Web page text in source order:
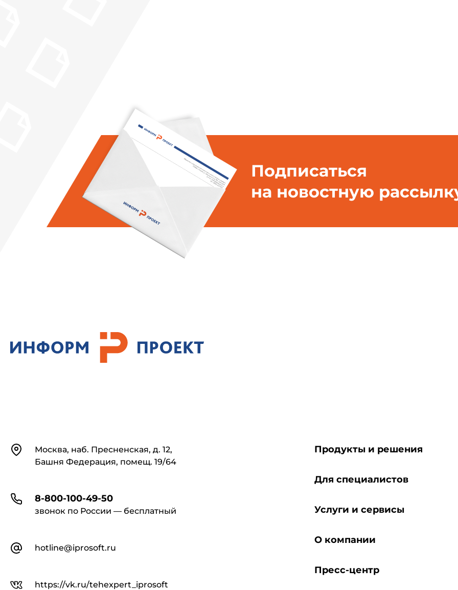
Подписаться
на новостную
КонтактыМосква, наб. Пресненская, д. 12,
Башня Федерация, помещ. 19/64
8-800-100-49-50
звонок по России — бесплатный
hotline@iprosoft.ru
https://vk.ru/tehexpert_iprosoft
Продукты и решения
Для специалистов
Услуги и сервисы
О компании
Пресс-центр